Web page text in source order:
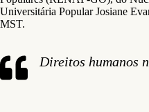
Universitária Popular Josiane
MST.
Direitos humanos